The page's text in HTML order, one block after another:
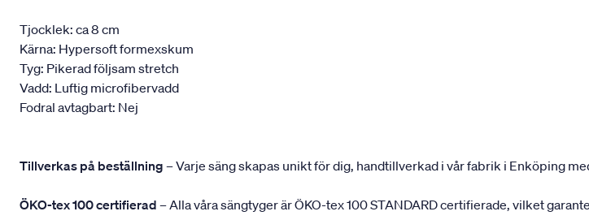
Tjocklek: ca 8 cm
Kärna: Hypersoft formexskum
Tyg: Pikerad följsam stretch
Vadd: Luftig microfibervadd
Fodral avtagbart: Nej
Tillverkas på beställning – Varje säng skapas unikt för dig, handtillverkad i vår fabrik i Enköping
ÖKO-tex 100 certifierad – Alla våra sängtyger är ÖKO-tex 100 STANDARD certifierade, vilket